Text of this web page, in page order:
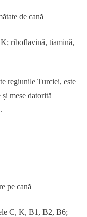
de cană
riboflavină, tiamină,
regiunile Turciei, este
mese datorită
pe cană
C, K, B1, B2, B6;